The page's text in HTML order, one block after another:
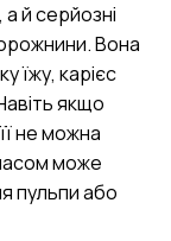
й серйозні
Вона
їжу, карієс
якщо
не можна
може
пульпи або